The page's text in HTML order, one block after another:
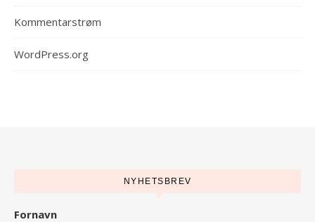
Kommentarstrøm
WordPress.org
NYHETSBREV
Fornavn